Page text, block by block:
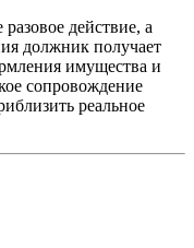
действие, а
должник получает
имущества и
сопровождение
реальное